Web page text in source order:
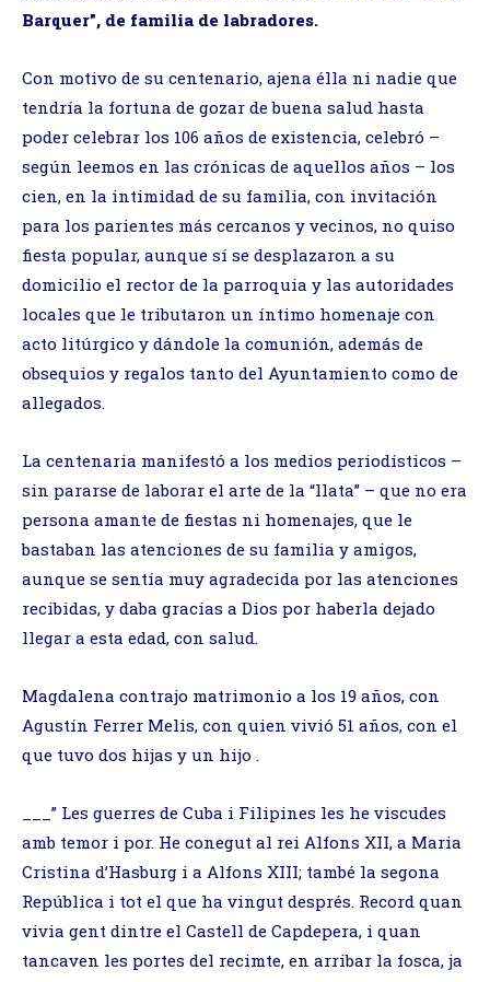
Barquer”, de familia de labradores.
Con motivo de su centenario, ajena élla ni nadie que
tendría la fortuna de gozar de buena salud hasta
poder celebrar los 106 años de existencia, celebró –
según leemos en las crónicas de aquellos años – los
cien, en la intimidad de su familia, con invitación
para los parientes más cercanos y vecinos, no quiso
fiesta popular, aunque sí se desplazaron a su
domicilio el rector de la parroquia y las autoridades
locales que le tributaron un íntimo homenaje con
acto litúrgico y dándole la comunión, además de
obsequios y regalos tanto del Ayuntamiento como de
allegados.
La centenaria manifestó a los medios periodísticos –
sin pararse de laborar el arte de la “llata” – que no era
persona amante de fiestas ni homenajes, que le
bastaban las atenciones de su familia y amigos,
aunque se sentía muy agradecida por las atenciones
recibidas, y daba gracias a Dios por haberla dejado
llegar a esta edad, con salud.
Magdalena contrajo matrimonio a los 19 años, con
Agustín Ferrer Melis, con quien vivió 51 años, con el
que tuvo dos hijas y un hijo .
___” Les guerres de Cuba i Filipines les he viscudes
amb temor i por. He conegut al rei Alfons XII, a Maria
Cristina d’Hasburg i a Alfons XIII; també la segona
República i tot el que ha vingut després. Record quan
vivia gent dintre el Castell de Capdepera, i quan
tancaven les portes del recimte, en arribar la fosca, ja